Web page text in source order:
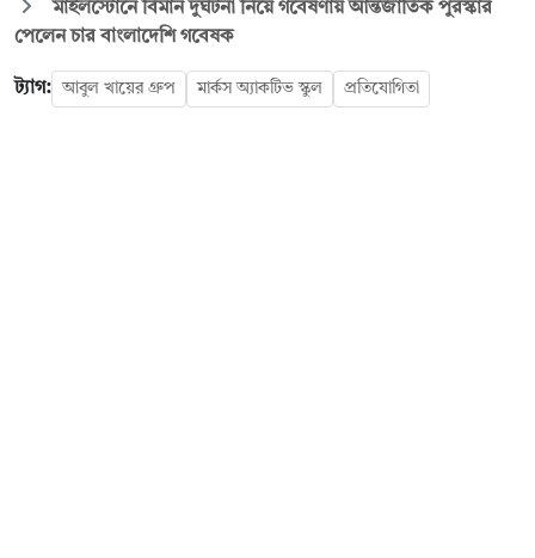
মাইলস্টোনে বিমান দুর্ঘটনা নিয়ে গবেষণায় আন্তর্জাতিক পুরস্কার
পেলেন চার বাংলাদেশি গবেষক
ট্যাগ: আবুল খায়ের গ্রুপ মার্কস অ্যাকটিভ স্কুল প্রতিযোগিতা